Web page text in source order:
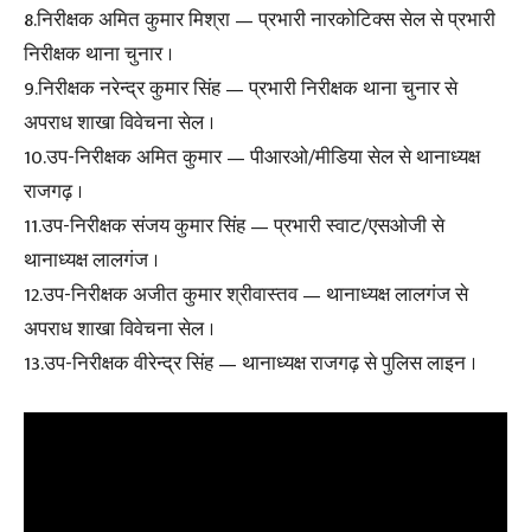
8.निरीक्षक अमित कुमार मिश्रा — प्रभारी नारकोटिक्स सेल से प्रभारी
निरीक्षक थाना चुनार ।
9.निरीक्षक नरेन्द्र कुमार सिंह — प्रभारी निरीक्षक थाना चुनार से
अपराध शाखा विवेचना सेल ।
10.उप-निरीक्षक अमित कुमार — पीआरओ/मीडिया सेल से थानाध्यक्ष
राजगढ़ ।
11.उप-निरीक्षक संजय कुमार सिंह — प्रभारी स्वाट/एसओजी से
थानाध्यक्ष लालगंज ।
12.उप-निरीक्षक अजीत कुमार श्रीवास्तव — थानाध्यक्ष लालगंज से
अपराध शाखा विवेचना सेल ।
13.उप-निरीक्षक वीरेन्द्र सिंह — थानाध्यक्ष राजगढ़ से पुलिस लाइन ।